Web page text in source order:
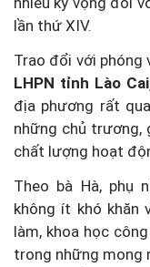
lần thứ XIV.
Trao đổi với phóng
LHPN tỉnh Lào
địa phương rất
những chủ trương,
chất lượng hoạt
Theo bà Hà, phụ
không ít khó khăn
làm, khoa học
trong những mong